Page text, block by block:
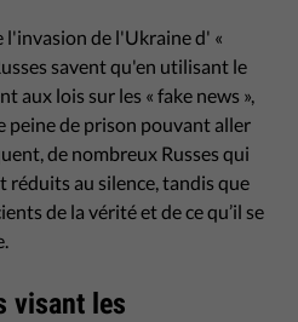
l'invasion de l'Ukraine d' «
savent qu'en utilisant le
aux lois sur les « fake news »,
peine de prison pouvant aller
de nombreux Russes qui
réduits au silence, tandis que
de la vérité et de ce qu’il se
visant les